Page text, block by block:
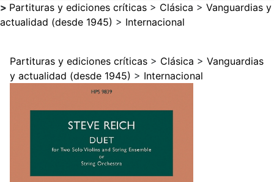
> Partituras y ediciones críticas > Clásica > Vanguardias y
actualidad (desde 1945) > Internacional
Partituras y ediciones críticas > Clásica > Vanguardias
y actualidad (desde 1945) > Internacional